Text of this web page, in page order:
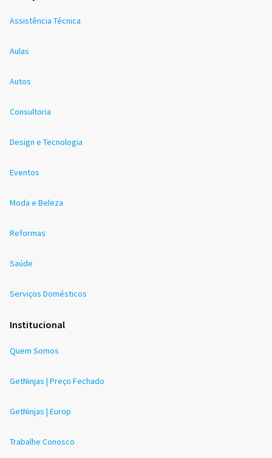
Assistência Técnica
Aulas
Autos
Consultoria
Design e Tecnologia
Eventos
Moda e Beleza
Reformas
Saúde
Serviços Domésticos
Institucional
Quem Somos
GetNinjas | Preço Fechado
GetNinjas | Europ
Trabalhe Conosco